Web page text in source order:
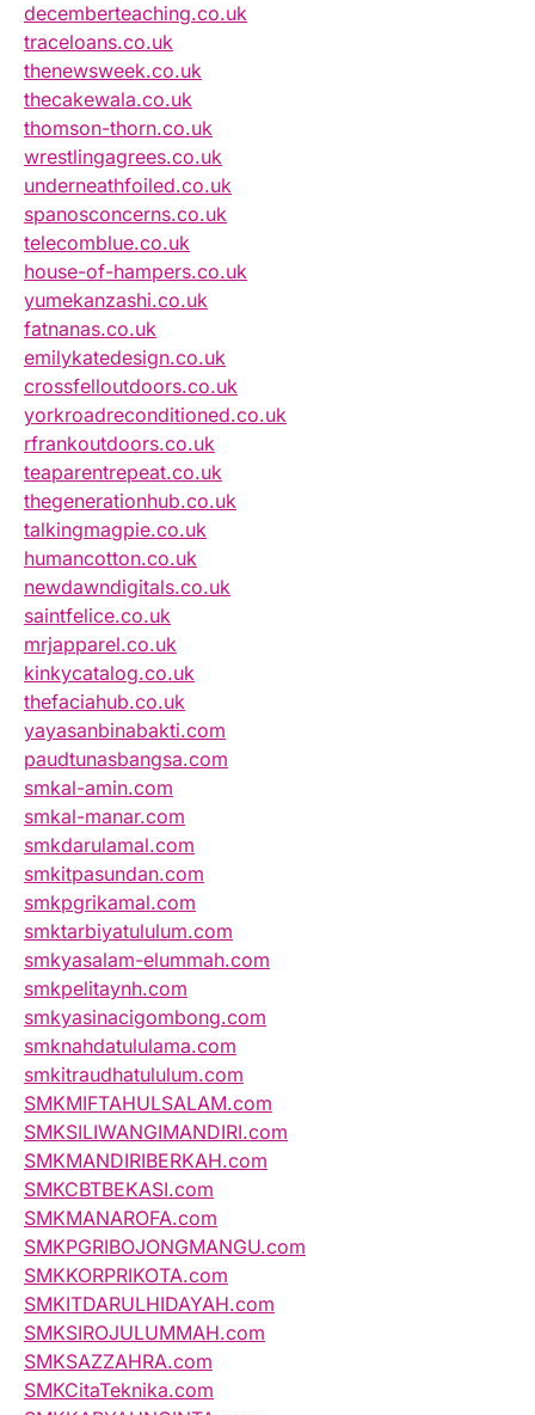
decemberteaching.co.uk
traceloans.co.uk
thenewsweek.co.uk
thecakewala.co.uk
thomson-thorn.co.uk
wrestlingagrees.co.uk
underneathfoiled.co.uk
spanosconcerns.co.uk
telecomblue.co.uk
house-of-hampers.co.uk
yumekanzashi.co.uk
fatnanas.co.uk
emilykatedesign.co.uk
crossfelloutdoors.co.uk
yorkroadreconditioned.co.uk
rfrankoutdoors.co.uk
teaparentrepeat.co.uk
thegenerationhub.co.uk
talkingmagpie.co.uk
humancotton.co.uk
newdawndigitals.co.uk
saintfelice.co.uk
mrjapparel.co.uk
kinkycatalog.co.uk
thefaciahub.co.uk
yayasanbinabakti.com
paudtunasbangsa.com
smkal-amin.com
smkal-manar.com
smkdarulamal.com
smkitpasundan.com
smkpgrikamal.com
smktarbiyatululum.com
smkyasalam-elummah.com
smkpelitaynh.com
smkyasinacigombong.com
smknahdatululama.com
smkitraudhatululum.com
SMKMIFTAHULSALAM.com
SMKSILIWANGIMANDIRI.com
SMKMANDIRIBERKAH.com
SMKCBTBEKASI.com
SMKMANAROFA.com
SMKPGRIBOJONGMANGU.com
SMKKORPRIKOTA.com
SMKITDARULHIDAYAH.com
SMKSIROJULUMMAH.com
SMKSAZZAHRA.com
SMKCitaTeknika.com